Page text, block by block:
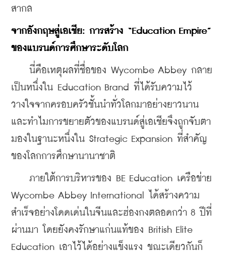
สากล
จากอังกฤษสู่เอเชีย: การสร้าง “Education Empire”
ของแบรนด์การศึกษาระดับโลก
นี่คือเหตุผลที่ชื่อของ Wycombe Abbey กลาย
เป็นหนึ่งใน Education Brand ที่ได้รับความไว้
วางใจจากครอบครัวชั้นนำทั่วโลกมาอย่างยาวนาน
และทำไมการขยายตัวของแบรนด์สู่เอเชียจึงถูกจับตา
มองในฐานะหนึ่งใน Strategic Expansion ที่สำคัญ
ของโลกการศึกษานานาชาติ
ภายใต้การบริหารของ BE Education เครือข่าย
Wycombe Abbey International ได้สร้างความ
สำเร็จอย่าง โดดเด่นในจีนและฮ่องกงตลอดกว่า 8 ปีที่
ผ่านมา โดยยังคงรักษาแก่นแท้ของ British Elite
Education เอาไว้ได้อย่างแข็งแรง ขณะเดียวกันก็